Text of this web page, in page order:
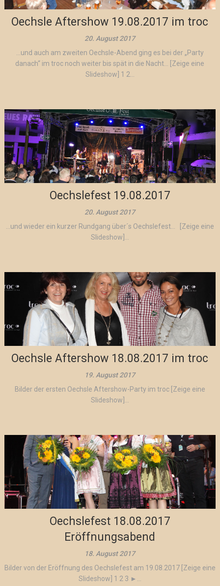
Oechsle Aftershow 19.08.2017 im troc
20. August 2017
…und auch am zweiten Oechsle-Abend ging es bei der „Party
danach“ im troc noch weiter bis spät in die Nacht… [Zeige eine
Slideshow] 1 2...
Oechslefest 19.08.2017
20. August 2017
…und wieder ein kurzer Rundgang über´s Oechslefest… [Zeige eine
Slideshow]...
Oechsle Aftershow 18.08.2017 im troc
19. August 2017
Bilder der ersten Oechsle Aftershow-Party im troc [Zeige eine
Slideshow]...
Oechslefest 18.08.2017
Eröffnungsabend
18. August 2017
Bilder von der Eröffnung des Oechslefest am 19.08.2017 [Zeige eine
Slideshow] 1 2 3 ►...